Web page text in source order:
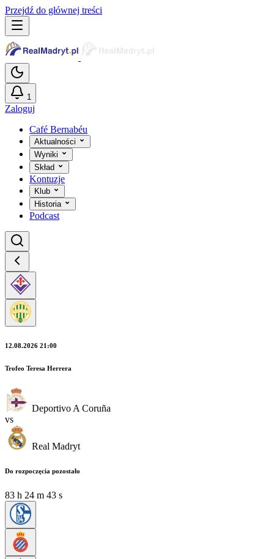
Przejdź do głównej treści
1
Zaloguj
Café Bernabéu
Aktualności
Wyniki
Skład
Kontuzje
Klub
Historia
Podcast
12.08.2026 21:00
Trofeo Teresa Herrera
Deportivo A Coruña
vs
Real Madryt
Do rozpoczęcia pozostało
83 h 24 m 42 s